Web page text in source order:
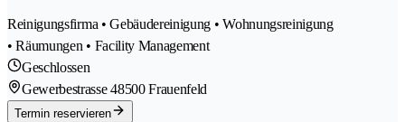
Reinigungsfirma • Gebäudereinigung • Wohnungsreinigung
• Räumungen • Facility Management
Geschlossen
Gewerbestrasse 48500 Frauenfeld
Termin reservieren